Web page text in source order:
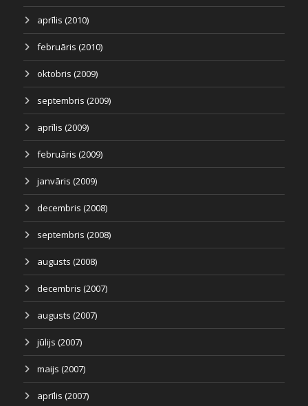
aprīlis (2010)
februāris (2010)
oktobris (2009)
septembris (2009)
aprīlis (2009)
februāris (2009)
janvāris (2009)
decembris (2008)
septembris (2008)
augusts (2008)
decembris (2007)
augusts (2007)
jūlijs (2007)
maijs (2007)
aprīlis (2007)